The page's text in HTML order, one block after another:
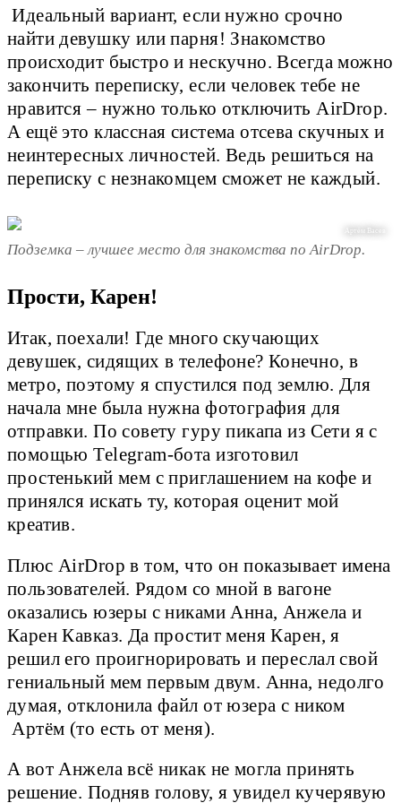
Идеальный вариант, если нужно срочно
найти девушку или парня! Знакомство
происходит быстро и нескучно. Всегда можно
закончить переписку, если человек тебе не
нравится – нужно только отключить AirDrop.
А ещё это классная система отсева скучных и
неинтересных личностей. Ведь решиться на
переписку с незнакомцем сможет не каждый.
Артём Васев
Подземка – лучшее место для знакомства по AirDrop.
Прости, Карен!
Итак, поехали! Где много скучающих
девушек, сидящих в телефоне? Конечно, в
метро, поэтому я спустился под землю. Для
начала мне была нужна фотография для
отправки. По совету гуру пикапа из Сети я с
помощью Telegram-бота изготовил
простенький мем с приглашением на кофе и
принялся искать ту, которая оценит мой
креатив.
Плюс AirDrop в том, что он показывает имена
пользователей. Рядом со мной в вагоне
оказались юзеры с никами Анна, Анжела и
Карен Кавказ. Да простит меня Карен, я
решил его проигнорировать и переслал свой
гениальный мем первым двум. Анна, недолго
думая, отклонила файл от юзера с ником
Артём (то есть от меня).
А вот Анжела всё никак не могла принять
решение. Подняв голову, я увидел кучерявую